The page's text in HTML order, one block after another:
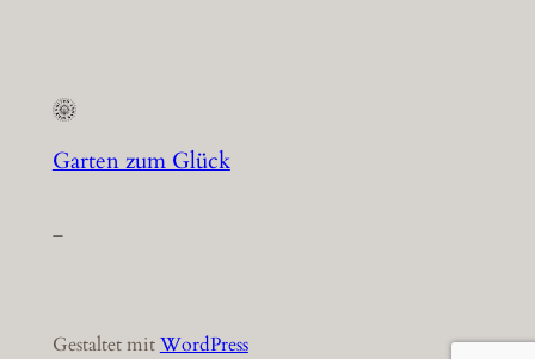
Garten zum Glück
–
Gestaltet mitWordPress